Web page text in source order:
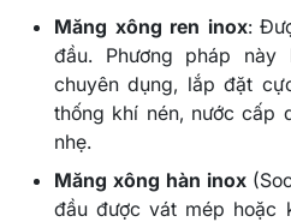
Măng xông ren inox:
đầu. Phương pháp
chuyên dụng, lắp đặt
thống khí nén, nước cấp
nhẹ.
Măng xông hàn inox
đầu được vát mép hoặc